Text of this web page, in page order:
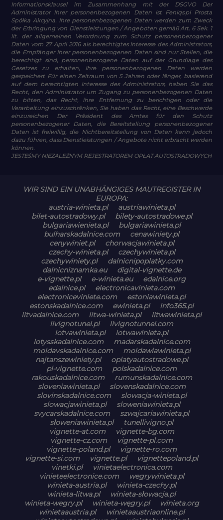
Informationsklausel im Zusammenhang mit der DSGVO
Der
Administrator Ihrer personenbezogenen Daten ist Feniqs.pl Prosta
Spółka Akcyjna. Ihre personenbezogenen Daten werden zum Zweck
der Erbringung von Dienstleistungen / Angeboten gemäß Art. 6 Sek. 1
lit. der allgemeinen Verordnung zum Schutz personenbezogener
Daten vom 27. April 2016 als berechtigtes Interesse des Administrators,
die Empfänger Ihrer personenbezogenen Daten sind nur Stellen, die
berechtigt sind, personenbezogene Daten auf der Grundlage des
Gesetzes zu erhalten, Ihre personenbezogenen Daten werden
gespeichert Für einen Zeitraum von 5 Jahren oder länger, basierend
auf dem berechtigten Interesse des Administrators, haben Sie das
Recht, den Administrator um Zugang zu personenbezogenen Daten
zu bitten, das Recht, ihre Entfernung zu berichtigen oder die
Verarbeitung einzuschränken, Sie haben das Recht, eine Beschwerde
einzureichen Der Präsident des Amtes für den Schutz
personenbezogener Daten, die Bereitstellung personenbezogener
Daten ist freiwillig, die Nichtbereitstellung von Daten kann jedoch
dazu führen, dass Dienstleistungen / Angebote nicht erbracht werden
können.
JESTEŚMY NIEZALEŻNYM REJESTRATOREM OPŁAT AUTOSTRADOWYCH
WIR SIND EIN UNABHÄNGIGES MAUTREGISTER IN
EUROPA:
austria-winieta.pl
austriawinieta.pl
bilet-autostradowy.pl
bilety-autostradowe.pl
bulgariawienieta.pl
bulgariawinieta.pl
bulharskadalnice.com
cenawiniety.pl
cenywiniet.pl
chorwacjawinieta.pl
czechy-winieta.pl
czechywinieta.pl
czechywiniety.pl
dalnicnipoplatky.com
dalnicniznamka.eu
digital-vignette.de
e-vignette.pl
e-winieta.eu
edalnice.org
edalnice.pl
electronicavinieta.com
electroniceviniete.com
estoniawinieta.pl
estonskadalnice.com
ewinieta.pl
info365.pl
litvadalnice.com
litwa-winieta.pl
litwawinieta.pl
livignotunel.pl
livignotunnel.com
lotvawinieta.pl
lotwawinieta.pl
lotysskadalnice.com
madarskadalnice.com
moldavskadalnice.com
moldawiawinieta.pl
najtanszewiniety.pl
oplatyautostradowe.pl
pl-vignette.com
polskadalnice.com
rakouskadalnice.com
rumunskadalnice.com
sloveniawinieta.pl
slovenskadalnice.com
slovinskadalnice.com
slowacja-winieta.pl
slowacjawinieta.pl
sloweniawinieta.pl
svycarskadalnice.com
szwajcariawinieta.pl
słoweniawinieta.pl
tunellivigno.pl
vignette-at.com
vignette-bg.com
vignette-cz.com
vignette-pl.com
vignette-poland.pl
vignette-ro.com
vignette-si.com
vignette.pl
vignettepoland.pl
vinetki.pl
vinietaelectronica.com
vinieteelectronice.com
wegrywinieta.pl
winieta-austria.pl
winieta-czechy.pl
winieta-litwa.pl
winieta-słowacja.pl
winieta-wegry.pl
winieta-węgry.pl
winieta.org
winietaaustria.pl
winietaaustriaonline.pl